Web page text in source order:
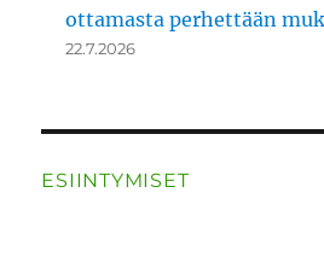
ottamasta perhettään
22.7.2026
ESIINTYMISET